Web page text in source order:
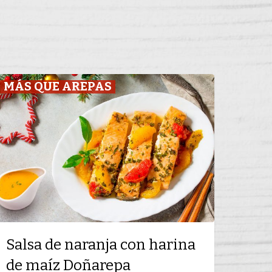
MÁS QUE AREPAS
harina
Salsa de naranja con harina
de maíz Doñarepa